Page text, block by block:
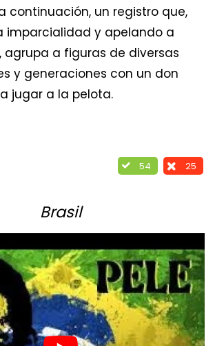
continuación, un registro que,
imparcialidad y apelando a
a figuras de diversas
y generaciones con un don
jugar a la pelota.
54 25
Brasil